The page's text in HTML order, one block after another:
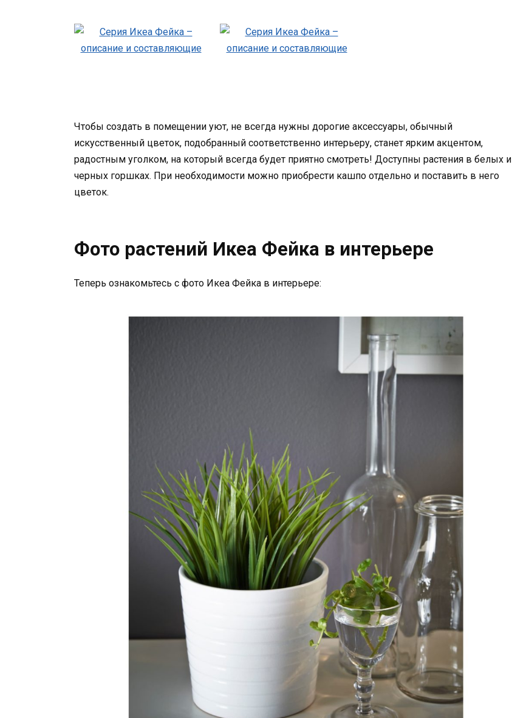
Чтобы создать в помещении уют, не всегда нужны дорогие аксессуары, обычный
искусственный цветок, подобранный соответственно интерьеру, станет ярким акцентом,
радостным уголком, на который всегда будет приятно смотреть! Доступны растения в белых и
черных горшках. При необходимости можно приобрести кашпо отдельно и поставить в него
цветок.
Фото растений Икеа Фейка в интерьере
Теперь ознакомьтесь с фото Икеа Фейка в интерьере: